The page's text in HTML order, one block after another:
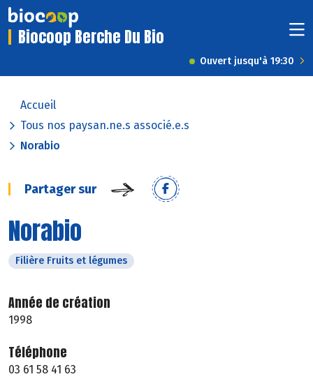
Biocoop Berche Du Bio
Ouvert jusqu'à 19:30
Accueil
Tous nos paysan.ne.s associé.e.s
Norabio
Partager sur
Norabio
Filière Fruits et légumes
Année de création
1998
Téléphone
03 61 58 41 63